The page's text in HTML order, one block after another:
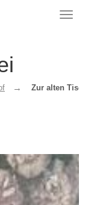
Zur alten